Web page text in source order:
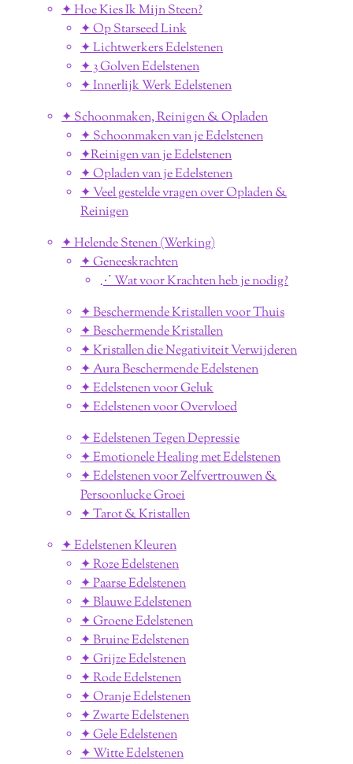
✦ Hoe Kies Ik Mijn Steen?
✦ Op Starseed Link
✦ Lichtwerkers Edelstenen
✦ 3 Golven Edelstenen
✦ Innerlijk Werk Edelstenen
✦ Schoonmaken, Reinigen & Opladen
✦ Schoonmaken van je Edelstenen
✦Reinigen van je Edelstenen
✦ Opladen van je Edelstenen
✦ Veel gestelde vragen over Opladen &
Reinigen
✦ Helende Stenen (Werking)
✦ Geneeskrachten
⋰ Wat voor Krachten heb je nodig?
✦ Beschermende Kristallen voor Thuis
✦ Beschermende Kristallen
✦ Kristallen die Negativiteit Verwijderen
✦ Aura Beschermende Edelstenen
✦ Edelstenen voor Geluk
✦ Edelstenen voor Overvloed
✦ Edelstenen Tegen Depressie
✦ Emotionele Healing met Edelstenen
✦ Edelstenen voor Zelfvertrouwen &
Persoonlucke Groei
✦ Tarot & Kristallen
✦ Edelstenen Kleuren
✦ Roze Edelstenen
✦ Paarse Edelstenen
✦ Blauwe Edelstenen
✦ Groene Edelstenen
✦ Bruine Edelstenen
✦ Grijze Edelstenen
✦ Rode Edelstenen
✦ Oranje Edelstenen
✦ Zwarte Edelstenen
✦ Gele Edelstenen
✦ Witte Edelstenen